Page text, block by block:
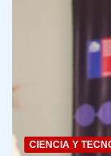
CIENCIA Y